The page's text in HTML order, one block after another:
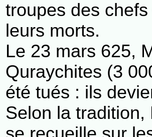
troupes des
leurs morts.
Le 23 mars 625,
Quraychites (3
été tués : ils
Selon la